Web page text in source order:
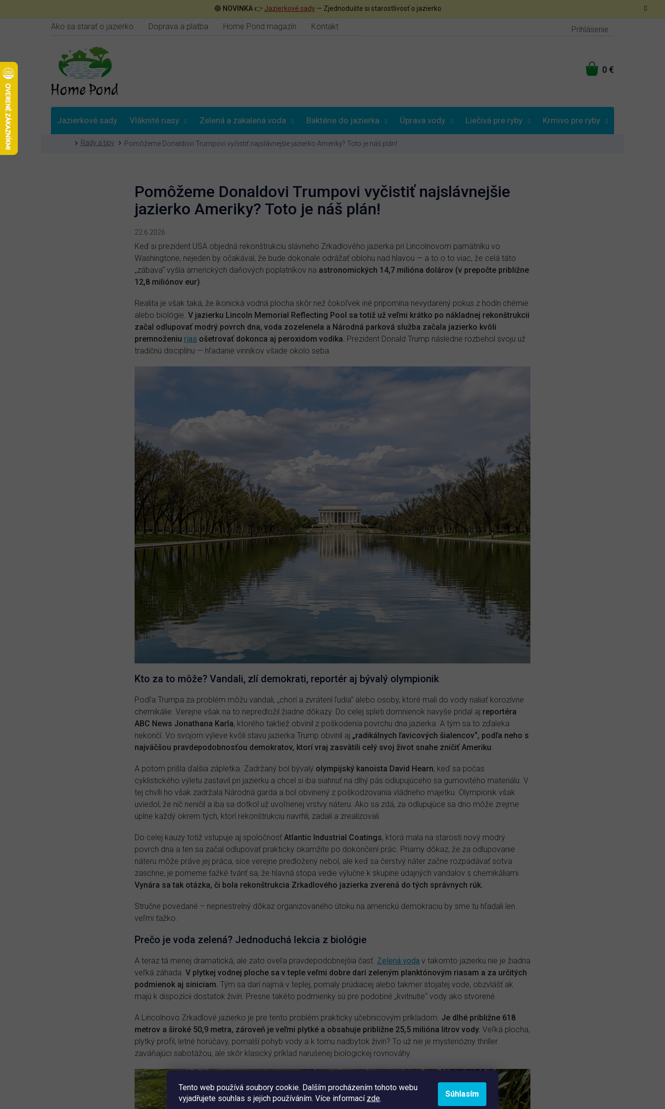
Tento web používá soubory cookie. Dalším procházením tohoto webu
vyjadřujete souhlas s jejich používáním. Více informací zde. Súhlasím
🔵 NOVINKA👉 Jazierkové sady — Zjednodušte si starostlivosť o jazierko
Ako sa starať o jazierko Doprava a platba Home Pond magazín Kontakt Prihlásenie
NÁKUPNÝ
Jazierkové sady Vláknité riasy Zelená a zakalená voda Baktérie do jazierka Úprava vody Liečivá pre ryby Krmivo pre ryby
Poradna
Domov
Rady a tipy Pomôžeme Donaldovi Trumpovi vyčistiť najslávnejšie jazierko Ameriky? Toto je náš plán!
Pomôžeme Donaldovi Trumpovi vyčistiť najslávnejšie
jazierko Ameriky? Toto je náš plán!
22.6.2026
Keď si prezident USA objedná rekonštrukciu slávneho Zrkadlového jazierka pri Lincolnovom pamätníku vo
Washingtone, nejeden by očakával, že bude dokonale odrážať oblohu nad hlavou — a to o to viac, že celá táto
„zábava“ vyšla amerických daňových poplatníkov na astronomických 14,7 milióna dolárov (v prepočte približne
12,8 miliónov eur)
Realita je však taká, že ikonická vodná plocha skôr než čokoľvek iné pripomína nevydarený pokus z hodín chémie
alebo biológie. V jazierku Lincoln Memorial Reflecting Pool sa totiž už veľmi krátko po nákladnej rekonštrukcii
začal odlupovať modrý povrch dna, voda zozelenela a Národná parková služba začala jazierko kvôli
premnoženiu rias ošetrovať dokonca aj peroxidom vodíka. Prezident Donald Trump následne rozbehol svoju už
tradičnú disciplínu — hľadanie vinníkov všade okolo seba.
Kto za to môže? Vandali, zlí demokrati, reportér aj bývalý olympionik
Podľa Trumpa za problém môžu vandali, „chorí a zvrátení ľudia“ alebo osoby, ktoré mali do vody naliať korozívne
chemikálie. Verejne však na to nepredložil žiadne dôkazy. Do celej spleti domnienok navyše pridal aj reportéra
ABC News Jonathana Karla, ktorého taktiež obvinil z poškodenia povrchu dna jazierka. A tým sa to zďaleka
nekončí. Vo svojom výleve kvôli stavu jazierka Trump obvinil aj „radikálnych ľavicových šialencov“, podľa neho s
najväčšou pravdepodobnosťou demokratov, ktorí vraj zasvätili celý svoj život snahe zničiť Ameriku
A potom prišla ďalšia zápletka. Zadržaný bol bývalý olympijský kanoista David Hearn, keď sa počas
cyklistického výletu zastavil pri jazierku a chcel si iba siahnuť na dlhý pás odlupujúceho sa gumovitého materiálu. V
tej chvíli ho však zadržala Národná garda a bol obvinený z poškodzovania vládneho majetku. Olympionik však
uviedol, že nič neničil a iba sa dotkol už uvoľnenej vrstvy náteru. Ako sa zdá, za odlupujúce sa dno môže zrejme
úplne každý okrem tých, ktorí rekonštrukciu navrhli, zadali a zrealizovali.
Do celej kauzy totiž vstupuje aj spoločnosť Atlantic Industrial Coatings, ktorá mala na starosti nový modrý
povrch dna a ten sa začal odlupovať prakticky okamžite po dokončení prác. Priamy dôkaz, že za odlupovanie
náteru môže práve jej práca, síce verejne predložený nebol, ale keď sa čerstvý náter začne rozpadávať sotva
zaschne, je pomerne ťažké tváriť sa, že hlavná stopa vedie výlučne k skupine údajných vandalov s chemikáliami.
Vynára sa tak otázka, či bola rekonštrukcia Zrkadlového jazierka zverená do tých správnych rúk.
Stručne povedané – nepriestrelný dôkaz organizovaného útoku na americkú demokraciu by sme tu hľadali len
veľmi ťažko.
Prečo je voda zelená? Jednoduchá lekcia z biológie
A teraz tá menej dramatická, ale zato oveľa pravdepodobnejšia časť. Zelená voda v takomto jazierku nie je žiadna
veľká záhada. V plytkej vodnej ploche sa v teple veľmi dobre darí zeleným planktónovým riasam a za určitých
podmienok aj siniciam. Tým sa darí najmä v teplej, pomaly prúdiacej alebo takmer stojatej vode, obzvlášť ak
majú k dispozícii dostatok živín. Presne takéto podmienky sú pre podobné „kvitnutie“ vody ako stvorené.
A Lincolnovo Zrkadlové jazierko je pre tento problém prakticky učebnicovým príkladom. Je dlhé približne 618
metrov a široké 50,9 metra, zároveň je veľmi plytké a obsahuje približne 25,5 milióna litrov vody. Veľká plocha,
plytký profil, letné horúčavy, pomalší pohyb vody a k tomu nadbytok živín? To už nie je mysteriózny thriller
zaváňajúci sabotážou, ale skôr klasický príklad narušenej biologickej rovnováhy.